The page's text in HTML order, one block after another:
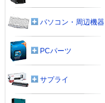
パソコン・周辺機器
PCパーツ
サプライ